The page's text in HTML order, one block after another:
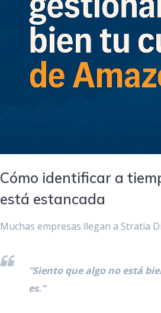
Cómo identificar a
está estancada
Muchas empresas llegan a Stratia
“Siento que algo no está
es.”